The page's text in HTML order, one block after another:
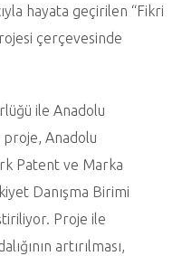
hayata geçirilen “Fikri
çerçevesinde
ile Anadolu
Anadolu
Patent ve Marka
Danışma Birimi
Proje ile
artırılması,